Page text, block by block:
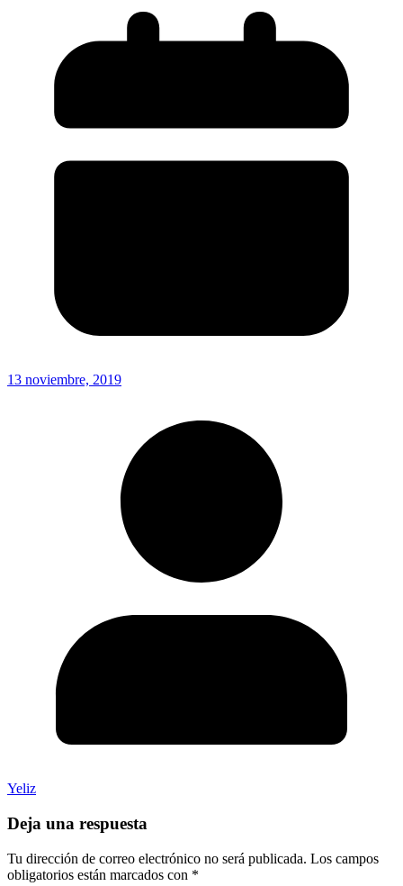
13 noviembre, 2019
Yeliz
Deja una respuesta
Tu dirección de correo electrónico no será publicada. Los campos
obligatorios están marcados con *